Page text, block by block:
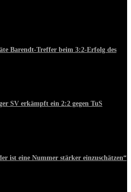
Barendt-Treffer beim 3:2-Erfolg des
SV erkämpft ein 2:2 gegen TuS
ist eine Nummer stärker einzuschätzen“